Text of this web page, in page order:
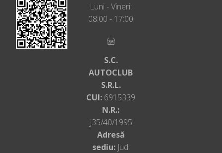
Luni - Vineri:
08:00 - 17:00
S.C.
AUTOCLUB
S.R.L.
CUI: 6915339
N.R.:
J35/40/1995
Adresă
sediu:Jud.